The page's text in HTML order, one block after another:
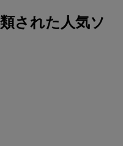
された人気ソ